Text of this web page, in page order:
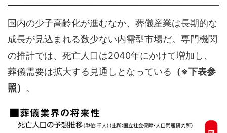
国内の少子高齢化が進むなか、葬儀産業は長期的な
成長が見込まれる数少ない内需型市場だ。専門機関
の推計では、死亡人口は2040年にかけて増加し、
葬儀需要は拡大する見通しとなっている （※下表参
照） 。